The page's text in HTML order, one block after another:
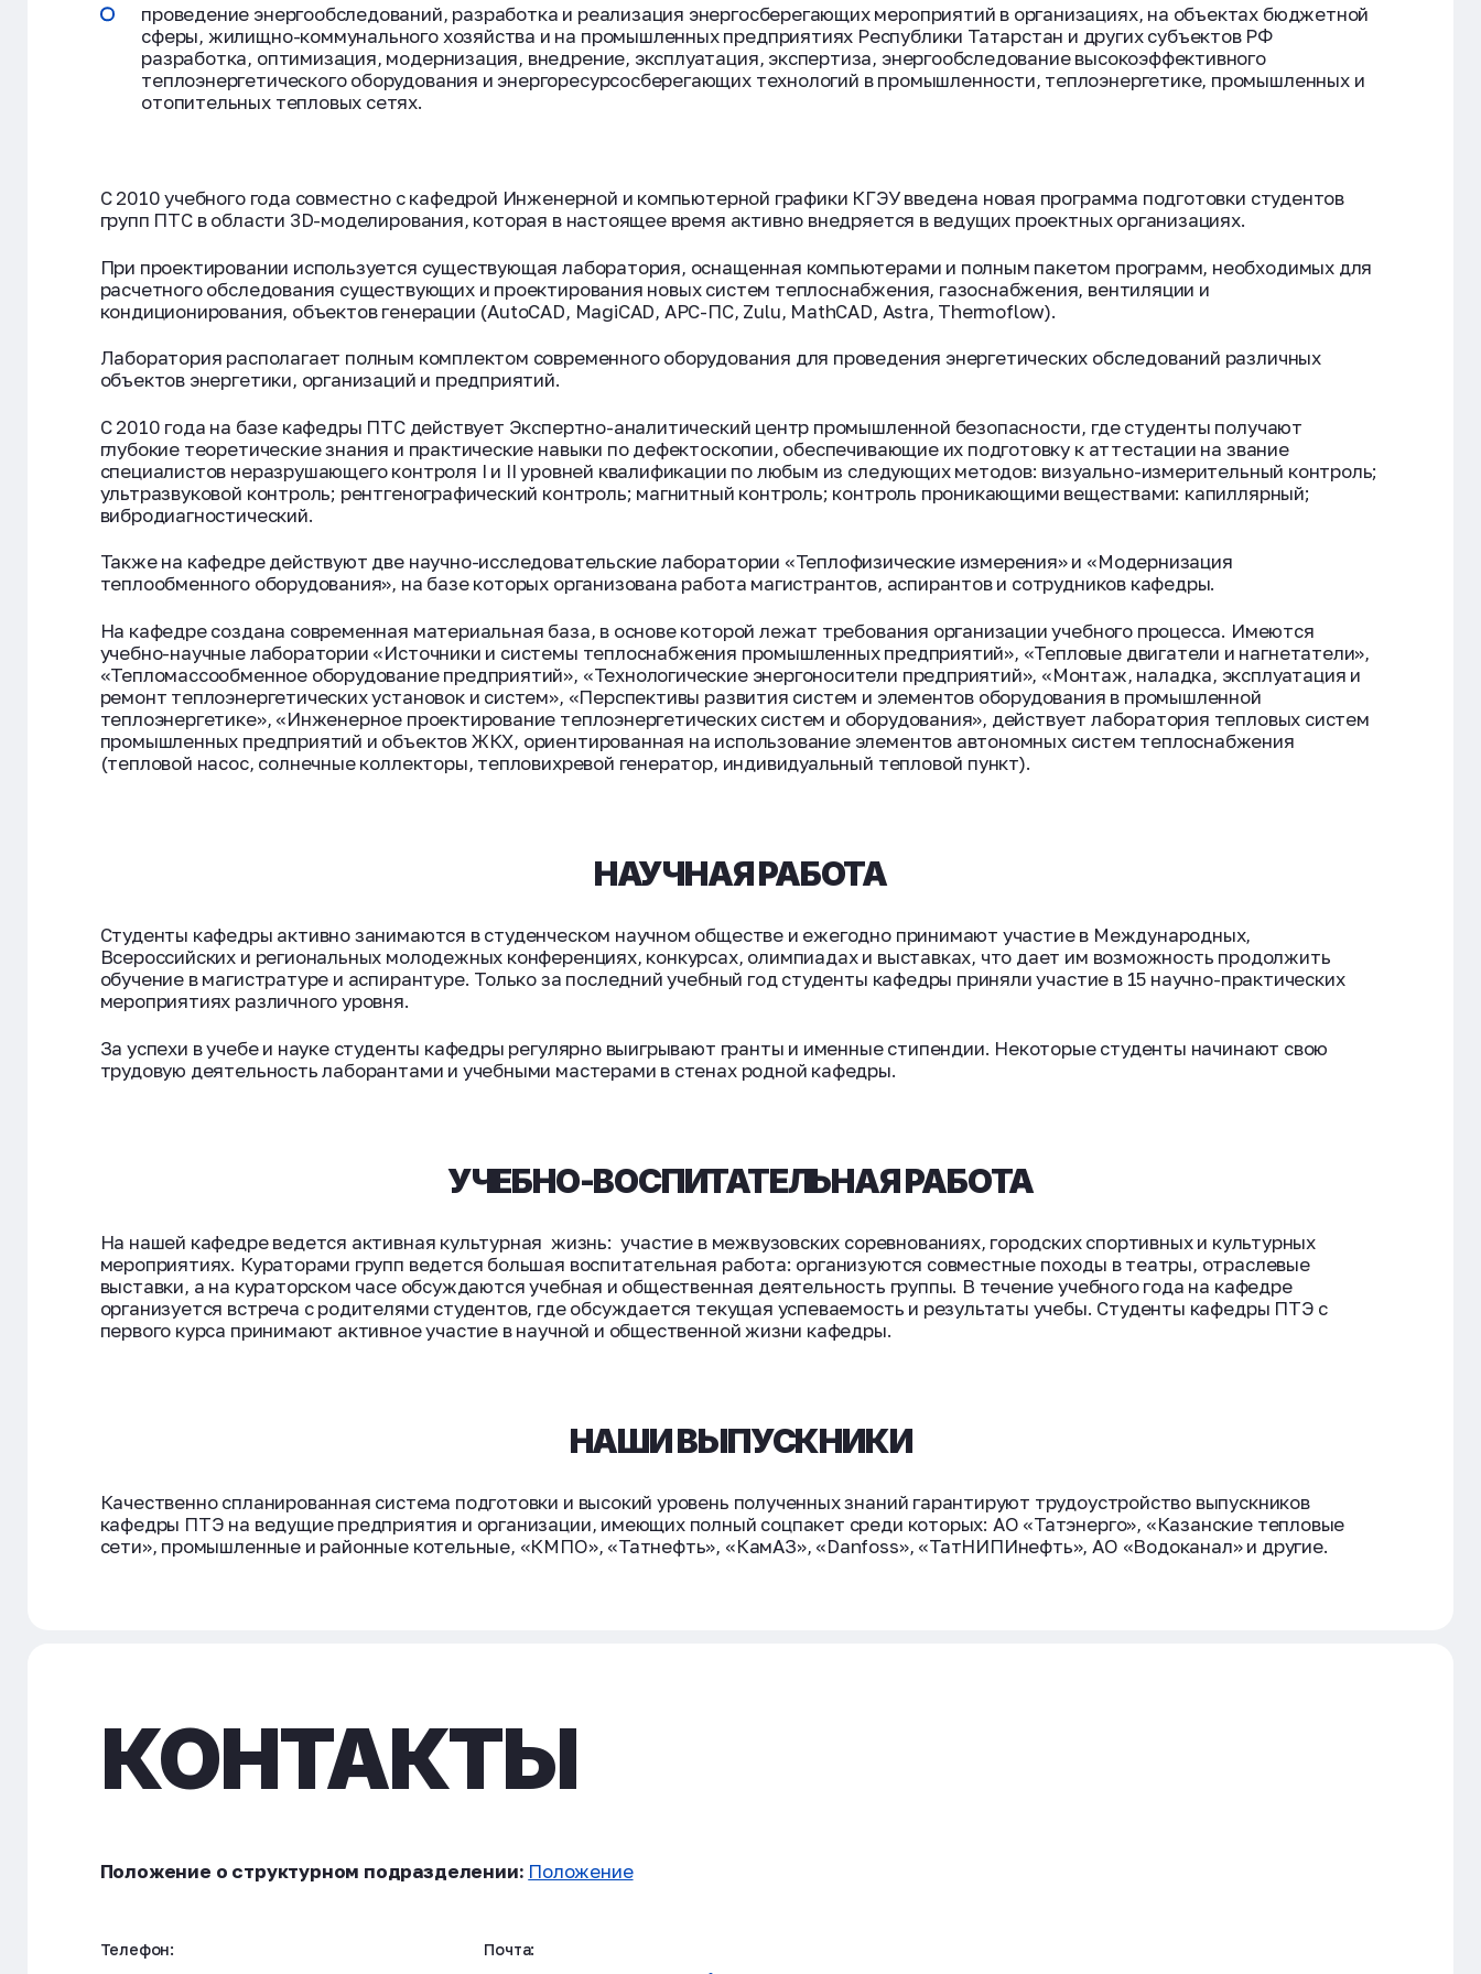
проведение энергообследований, разработка и реализация энергосберегающих мероприятий в организациях, на объектах бюджетной
сферы, жилищно-коммунального хозяйства и на промышленных предприятиях Республики Татарстан и других субъектов РФ
разработка, оптимизация, модернизация, внедрение, эксплуатация, экспертиза, энергообследование высокоэффективного
теплоэнергетического оборудования и энергоресурсосберегающих технологий в промышленности, теплоэнергетике, промышленных и
отопительных тепловых сетях.
С 2010 учебного года совместно с кафедрой Инженерной и компьютерной графики КГЭУ введена новая программа подготовки студентов
групп ПТС в области 3D-моделирования, которая в настоящее время активно внедряется в ведущих проектных организациях.
При проектировании используется существующая лаборатория, оснащенная компьютерами и полным пакетом программ, необходимых для
расчетного обследования существующих и проектирования новых систем теплоснабжения, газоснабжения, вентиляции и
кондиционирования, объектов генерации (AutoCAD, MagiCAD, АРС-ПС, Zulu, MathCAD, Astra, Thermoflow).
Лаборатория располагает полным комплектом современного оборудования для проведения энергетических обследований различных
объектов энергетики, организаций и предприятий.
C 2010 года на базе кафедры ПТС действует Экспертно-аналитический центр промышленной безопасности, где студенты получают
глубокие теоретические знания и практические навыки по дефектоскопии, обеспечивающие их подготовку к аттестации на звание
специалистов неразрушающего контроля I и II уровней квалификации по любым из следующих методов: визуально-измерительный контроль;
ультразвуковой контроль; рентгенографический контроль; магнитный контроль; контроль проникающими веществами: капиллярный;
вибродиагностический.
Также на кафедре действуют две научно-исследовательские лаборатории «Теплофизические измерения» и «Модернизация
теплообменного оборудования», на базе которых организована работа магистрантов, аспирантов и сотрудников кафедры.
На кафедре создана современная материальная база, в основе которой лежат требования организации учебного процесса. Имеются
учебно-научные лаборатории «Источники и системы теплоснабжения промышленных предприятий», «Тепловые двигатели и нагнетатели»,
«Тепломассообменное оборудование предприятий», «Технологические энергоносители предприятий», «Монтаж, наладка, эксплуатация и
ремонт теплоэнергетических установок и систем», «Перспективы развития систем и элементов оборудования в промышленной
теплоэнергетике», «Инженерное проектирование теплоэнергетических систем и оборудования», действует лаборатория тепловых систем
промышленных предприятий и объектов ЖКХ, ориентированная на использование элементов автономных систем теплоснабжения
(тепловой насос, солнечные коллекторы, тепловихревой генератор, индивидуальный тепловой пункт).
НАУЧНАЯ РАБОТА
Студенты кафедры активно занимаются в студенческом научном обществе и ежегодно принимают участие в Международных,
Всероссийских и региональных молодежных конференциях, конкурсах, олимпиадах и выставках, что дает им возможность продолжить
обучение в магистратуре и аспирантуре. Только за последний учебный год студенты кафедры приняли участие в 15 научно-практических
мероприятиях различного уровня.
За успехи в учебе и науке студенты кафедры регулярно выигрывают гранты и именные стипендии. Некоторые студенты начинают свою
трудовую деятельность лаборантами и учебными мастерами в стенах родной кафедры.
УЧЕБНО-ВОСПИТАТЕЛЬНАЯ РАБОТА
На нашей кафедре ведется активная культурная жизнь: участие в межвузовских соревнованиях, городских спортивных и культурных
мероприятиях. Кураторами групп ведется большая воспитательная работа: организуются совместные походы в театры, отраслевые
выставки, а на кураторском часе обсуждаются учебная и общественная деятельность группы. В течение учебного года на кафедре
организуется встреча с родителями студентов, где обсуждается текущая успеваемость и результаты учебы. Студенты кафедры ПТЭ с
первого курса принимают активное участие в научной и общественной жизни кафедры.
НАШИ ВЫПУСКНИКИ
Качественно спланированная система подготовки и высокий уровень полученных знаний гарантируют трудоустройство выпускников
кафедры ПТЭ на ведущие предприятия и организации, имеющих полный соцпакет среди которых: АО «Татэнерго», «Казанские тепловые
сети», промышленные и районные котельные, «КМПО», «Татнефть», «КамАЗ», «Danfoss», «ТатНИПИнефть», АО «Водоканал» и другие.
КОНТАКТЫ
Положение о структурном подразделении: Положение
Телефон: Почта: